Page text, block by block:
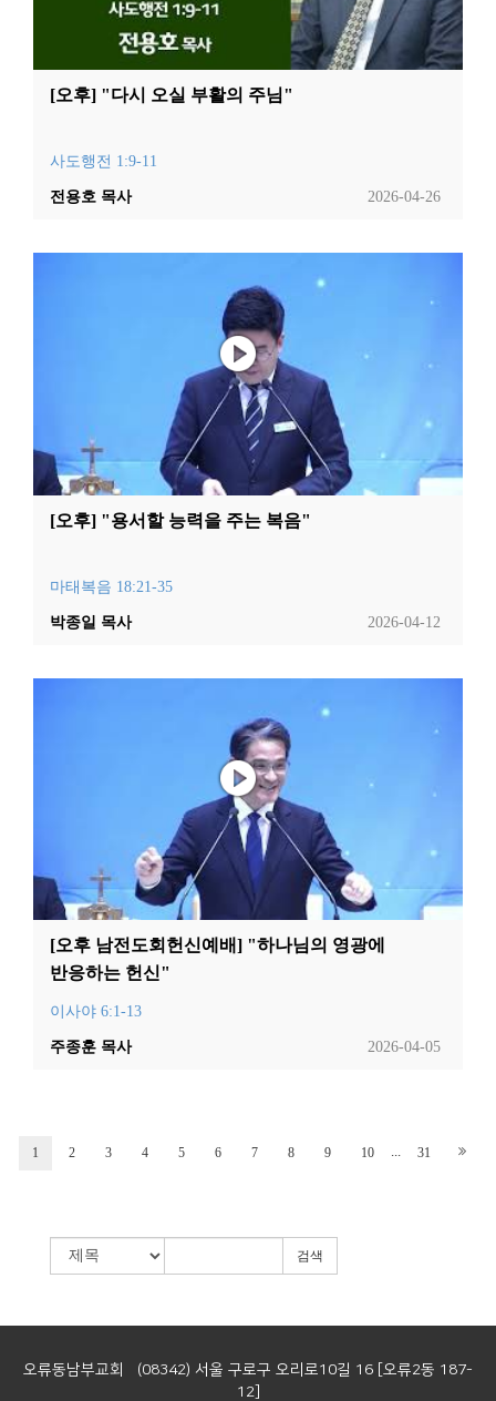
[오후] "다시 오실 부활의 주님"
사도행전 1:9-11
2026-04-26
전용호 목사
[오후] "용서할 능력을 주는 복음"
마태복음 18:21-35
2026-04-12
박종일 목사
[오후 남전도회헌신예배] "하나님의 영광에
반응하는 헌신"
이사야 6:1-13
2026-04-05
주종훈 목사
1 2 3 4 5 6 7 8 9 10 ... 31
검색
오류동남부교회 (08342) 서울 구로구 오리로10길 16 [오류2동 187-
12]